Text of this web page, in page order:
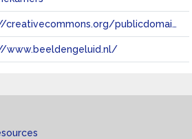
https://creativecommons.org/publicdomain/zero/1.0/
www.beeldengeluid.nl/